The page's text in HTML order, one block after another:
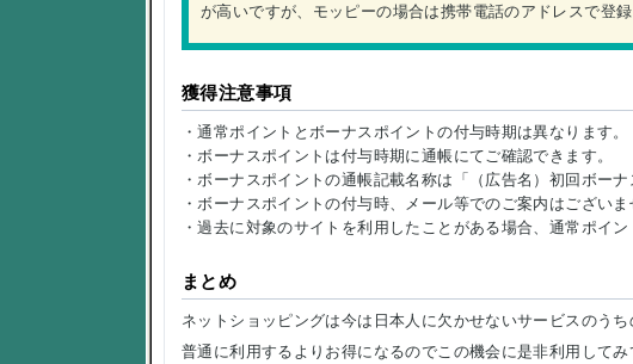
が高いですが、モッピーの場合は携帯電話のアドレスで登
獲得注意事項
・通常ポイントとボーナスポイントの付与時期は異なります。
・ボーナスポイントは付与時期に通帳にてご確認できます。
・ボーナスポイントの通帳記載名称は「（広告名）初回ボー
・ボーナスポイントの付与時、メール等でのご案内はございま
・過去に対象のサイトを利用したことがある場合、通常ポイン
まとめ
ネットショッピングは今は日本人に欠かせないサービスのうち
普通に利用するよりお得になるのでこの機会に是非利用してみ